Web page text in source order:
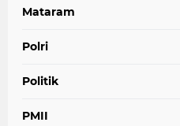
Mataram
Polri
Politik
PMII